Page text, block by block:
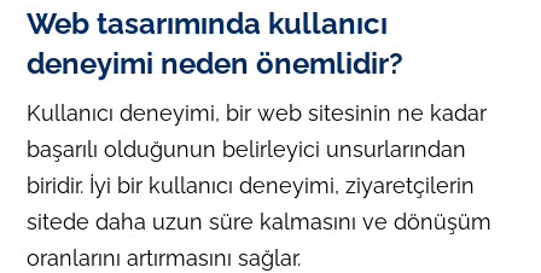
Web tasarımında kullanıcı
deneyimi neden önemlidir?
Kullanıcı deneyimi, bir web sitesinin ne kadar
başarılı olduğunun belirleyici unsurlarından
biridir. İyi bir kullanıcı deneyimi, ziyaretçilerin
sitede daha uzun süre kalmasını ve dönüşüm
oranlarını artırmasını sağlar.